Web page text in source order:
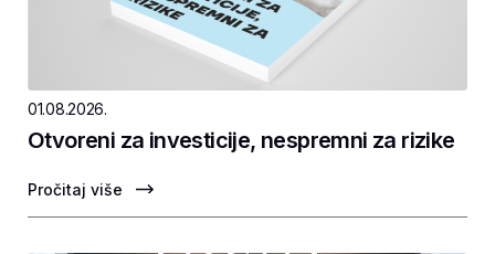
01.08.2026.
Otvoreni za investicije, nespremni za rizike
Pročitaj više